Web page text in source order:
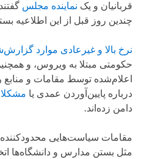
قربانیان و یک نماینده مجلس
چندین روز قبل از این اطلاعیه
نرخ بالا و غیرعادی موارد
حکومتی مبتلا به ویروس، و
اعلام‌شده توسط مقامات و منابع
درباره پایین‌آوردن عمدی یا
دامن زده‌اند.
مقامات سیاست‌هایی
مثل بستن مدارس و دانشگاه‌ها